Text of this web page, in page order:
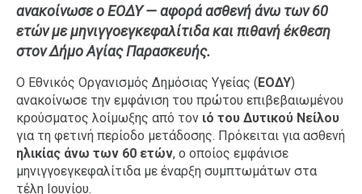
Food
Body+Mind
Ταξίδια
Style
Σχέσεις
AGENDA
ανακοίνωσε ο ΕΟΔΥ — αφορά ασθενή άνω των 60
ετών με μηνιγγοεγκεφαλίτιδα και πιθανή έκθεση
στον Δήμο Αγίας Παρασκευής.
Ο Εθνικός Οργανισμός Δημόσιας Υγείας (ΕΟΔΥ)
ανακοίνωσε την εμφάνιση του πρώτου επιβεβαιωμένου
κρούσματος λοίμωξης από τον ιό του Δυτικού Νείλου
για τη φετινή περίοδο μετάδοσης. Πρόκειται για ασθενή
ηλικίας άνω των 60 ετών, ο οποίος εμφάνισε
μηνιγγοεγκεφαλίτιδα με έναρξη συμπτωμάτων στα
τέλη Ιουνίου.